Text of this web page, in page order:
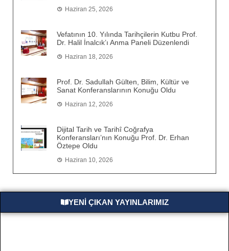
Haziran 25, 2026
Vefatının 10. Yılında Tarihçilerin Kutbu Prof.
Dr. Halil İnalcık’ı Anma Paneli Düzenlendi
Haziran 18, 2026
Prof. Dr. Sadullah Gülten, Bilim, Kültür ve
Sanat Konferanslarının Konuğu Oldu
Haziran 12, 2026
Dijital Tarih ve Tarihî Coğrafya
Konferansları’nın Konuğu Prof. Dr. Erhan
Öztepe Oldu
Haziran 10, 2026
YENİ ÇIKAN YAYINLARIMIZ